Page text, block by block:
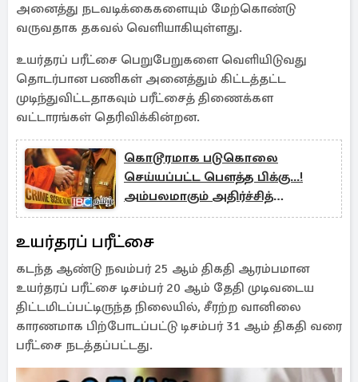
அனைத்து நடவடிக்கைகளையும் மேற்கொண்டு
வருவதாக தகவல் வெளியாகியுள்ளது.
உயர்தரப் பரீட்சை பெறுபேறுகளை வெளியிடுவது
தொடர்பான பணிகள் அனைத்தும் கிட்டத்தட்ட
முடிந்துவிட்டதாகவும் பரீட்சைத் திணைக்கள
வட்டாரங்கள் தெரிவிக்கின்றன.
கொடூரமாக படுகொலை
செய்யப்பட்ட பௌத்த பிக்கு...!
அம்பலமாகும் அதிர்ச்சித்
தகவல்கள்
உயர்தரப் பரீட்சை
கடந்த ஆண்டு நவம்பர் 25 ஆம் திகதி ஆரம்பமான
உயர்தரப் பரீட்சை டிசம்பர் 20 ஆம் தேதி முடிவடைய
திட்டமிடப்பட்டிருந்த நிலையில், சீரற்ற வானிலை
காரணமாக பிற்போடப்பட்டு டிசம்பர் 31 ஆம் திகதி வரை
பரீட்சை நடத்தப்பட்டது.